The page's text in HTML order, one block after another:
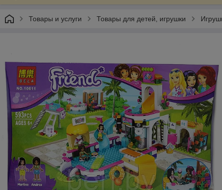
Товары и услуги Товары для детей, игрушки